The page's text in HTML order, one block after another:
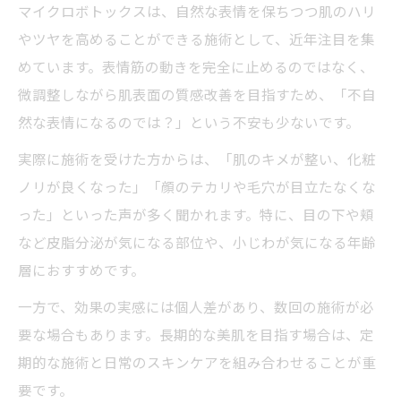
マイクロボトックスは、自然な表情を保ちつつ肌のハリ
やツヤを高めることができる施術として、近年注目を集
めています。表情筋の動きを完全に止めるのではなく、
微調整しながら肌表面の質感改善を目指すため、「不自
然な表情になるのでは？」という不安も少ないです。
実際に施術を受けた方からは、「肌のキメが整い、化粧
ノリが良くなった」「顔のテカリや毛穴が目立たなくな
った」といった声が多く聞かれます。特に、目の下や頬
など皮脂分泌が気になる部位や、小じわが気になる年齢
層におすすめです。
一方で、効果の実感には個人差があり、数回の施術が必
要な場合もあります。長期的な美肌を目指す場合は、定
期的な施術と日常のスキンケアを組み合わせることが重
要です。